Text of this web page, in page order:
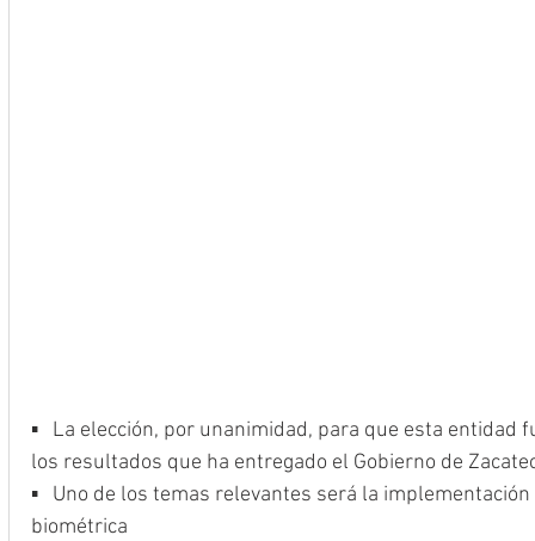
▪️   La elección, por unanimidad, para que esta entidad
los resultados que ha entregado el Gobierno de
▪️   Uno de los temas relevantes será la implementación
biométrica